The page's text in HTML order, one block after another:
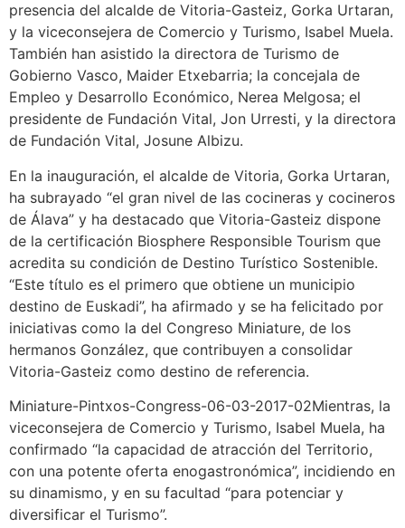
presencia del alcalde de Vitoria-Gasteiz, Gorka Urtaran,
y la viceconsejera de Comercio y Turismo, Isabel Muela.
También han asistido la directora de Turismo de
Gobierno Vasco, Maider Etxebarria; la concejala de
Empleo y Desarrollo Económico, Nerea Melgosa; el
presidente de Fundación Vital, Jon Urresti, y la directora
de Fundación Vital, Josune Albizu.
En la inauguración, el alcalde de Vitoria, Gorka Urtaran,
ha subrayado “el gran nivel de las cocineras y cocineros
de Álava” y ha destacado que Vitoria-Gasteiz dispone
de la certificación Biosphere Responsible Tourism que
acredita su condición de Destino Turístico Sostenible.
“Este título es el primero que obtiene un municipio
destino de Euskadi”, ha afirmado y se ha felicitado por
iniciativas como la del Congreso Miniature, de los
hermanos González, que contribuyen a consolidar
Vitoria-Gasteiz como destino de referencia.
Miniature-Pintxos-Congress-06-03-2017-02Mientras, la
viceconsejera de Comercio y Turismo, Isabel Muela, ha
confirmado “la capacidad de atracción del Territorio,
con una potente oferta enogastronómica”, incidiendo en
su dinamismo, y en su facultad “para potenciar y
diversificar el Turismo”.